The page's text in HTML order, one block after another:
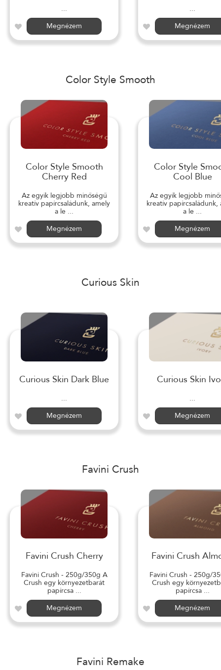
...
Megnézem
...
Megnézem
Color Style Smooth
Color Style Smooth
Cherry Red
Az egyik legjobb minőségű
kreatív papírcsaládunk, amely
a le ...
Megnézem
Color Style
Cool Blue
Az egyik legjobb
kreatív papírcsaládunk,
a le ...
Megnézem
Curious Skin
Curious Skin Dark Blue
...
Megnézem
Curious Skin
...
Megnézem
Favini Crush
Favini Crush Cherry
Favini Crush - 250g/350g A
Crush egy környezetbarát
papírcsa ...
Megnézem
Favini Crush
Favini Crush - 250g/
Crush egy
papírcsa ...
Megnézem
Favini Remake